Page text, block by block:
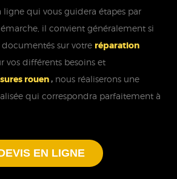
qui vous guidera étapes par
il convient généralement si
documentés sur votre réparation
vos différents besoins et
rouen,nous réaliserons une
qui correspondra parfaitement à
EN LIGNE